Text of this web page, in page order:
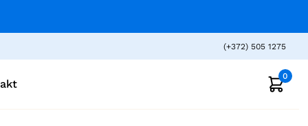
(+372) 505 1275
0